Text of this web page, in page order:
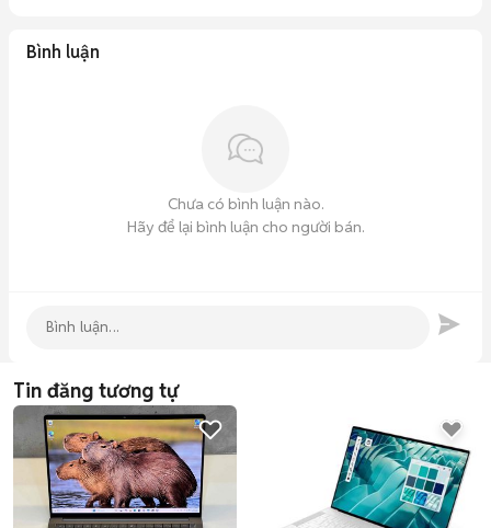
Bình luận
Chưa có bình luận nào.
Hãy để lại bình luận cho người bán.
Tin đăng tương tự